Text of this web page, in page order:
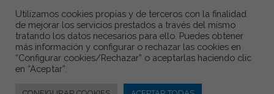
Videovigilancia ycámaras de
seguridad para garajes
, la mejor solución para
Utilizamos cookies propias y de terceros con la finalidad
de mejorar los servicios prestados a través del mismo
tratando los datos necesarios para ello. Puedes obtener
más información y configurar o rechazar las cookies en
“Configurar cookies/Rechazar” o aceptarlas haciendo clic
en “Aceptar”.